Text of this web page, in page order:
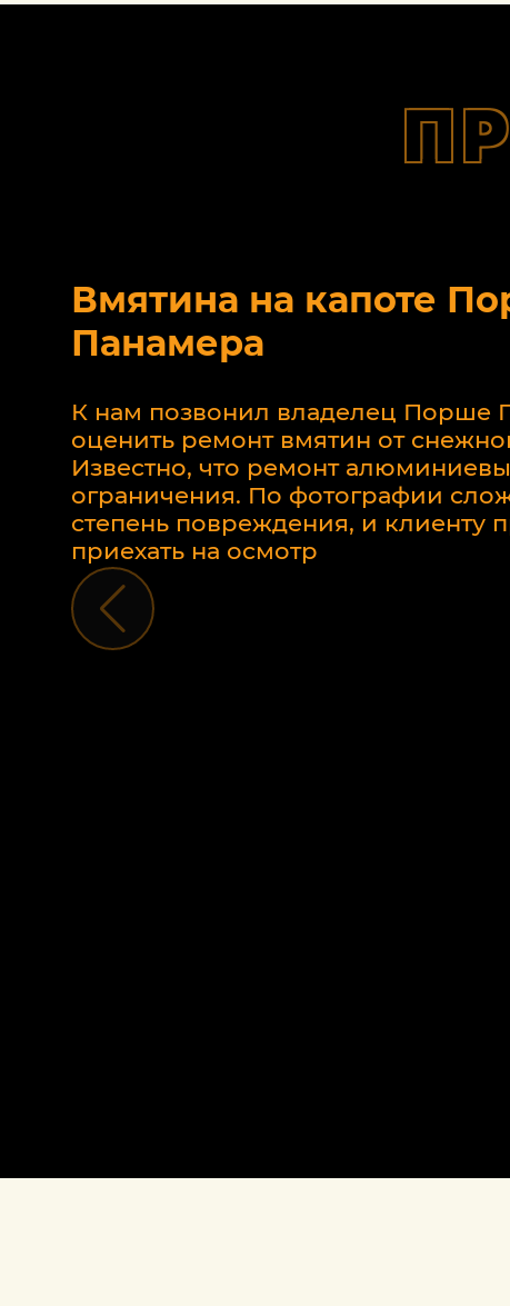
Вмятина на капоте
Панамера
К нам позвонил владелец Порше
оценить ремонт вмятин от
Известно, что ремонт
ограничения. По фотографии
степень повреждения, и клиенту
приехать на осмотр